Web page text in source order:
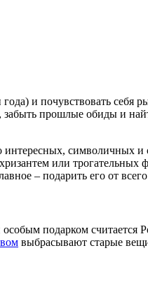
и почувствовать
забыть прошлые обиды и
интересных, символичных
или трогательных
– подарить его от всего
подарком считается
выбрасывают старые